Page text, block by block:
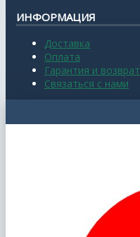
ИНФОРМАЦИЯ
Доставка
Оплата
Гарантия и возврат
Связаться с нами